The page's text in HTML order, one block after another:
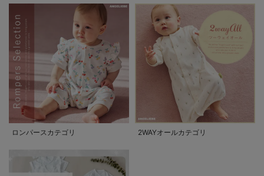
ロンパースカテゴリ 2WAYオールカテゴリ